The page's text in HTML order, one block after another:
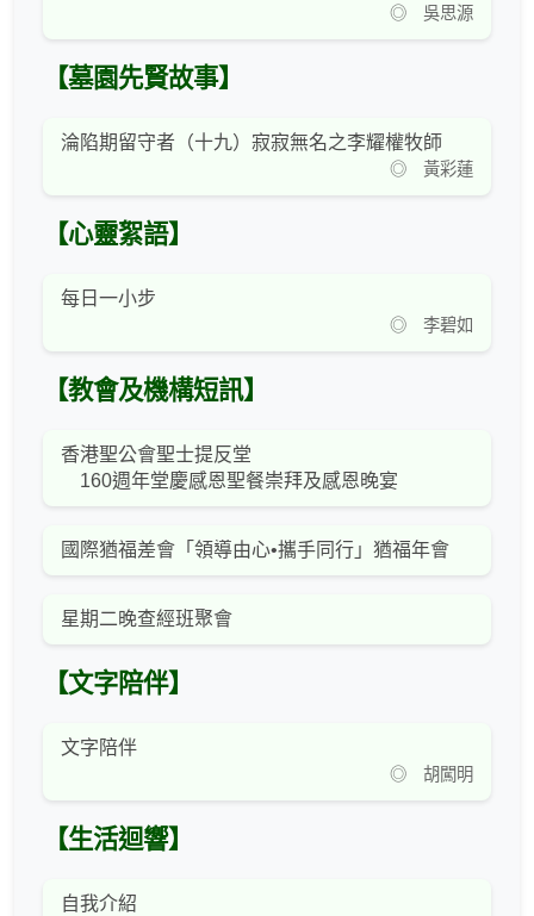
◎ 吳思源
【墓園先賢故事】
淪陷期留守者（十九）寂寂無名之李耀權牧師
◎ 黃彩蓮
【心靈絮語】
每日一小步
◎ 李碧如
【教會及機構短訊】
香港聖公會聖士提反堂
160週年堂慶感恩聖餐崇拜及感恩晚宴
國際猶福差會「領導由心•攜手同行」猶福年會
星期二晚查經班聚會
【文字陪伴】
文字陪伴
◎ 胡闖明
【生活迴響】
自我介紹